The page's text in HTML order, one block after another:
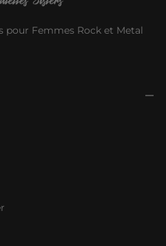
pour Femmes Rock et Metal